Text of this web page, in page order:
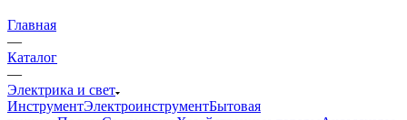
Главная
—
Каталог
—
Электрика и свет
ИнструментЭлектроинструментБытовая